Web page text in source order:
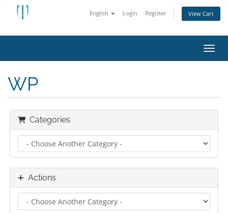
English Login Register View Cart
WP
Categories
Actions